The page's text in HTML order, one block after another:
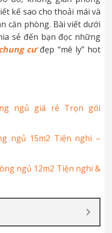
kế sao cho thoải mái và
căn phòng. Bài viết dưới
sẻ đến bạn đọc những
cưđẹp “mê ly” hot
ngủ giá rẻ Trọn gói
ngủ 15m2 Tiện nghi –
ngủ 12m2 Tiện nghi &